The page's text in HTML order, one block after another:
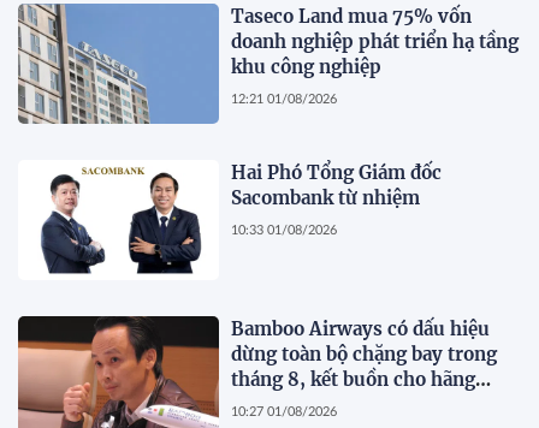
Taseco Land mua 75% vốn
doanh nghiệp phát triển hạ tầng
khu công nghiệp
12:21 01/08/2026
Hai Phó Tổng Giám đốc
Sacombank từ nhiệm
10:33 01/08/2026
Bamboo Airways có dấu hiệu
dừng toàn bộ chặng bay trong
tháng 8, kết buồn cho hãng
hàng không do ông Trịnh Văn
10:27 01/08/2026